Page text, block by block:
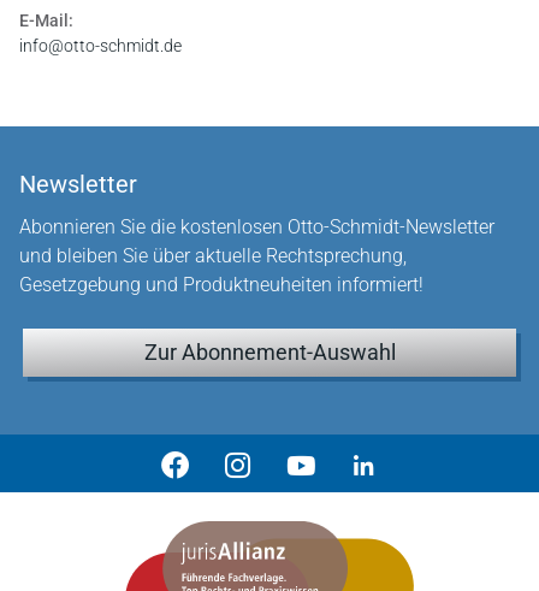
E-Mail:
info@otto-schmidt.de
Newsletter
Abonnieren Sie die kostenlosen Otto-Schmidt-Newsletter
und bleiben Sie über aktuelle Rechtsprechung,
Gesetzgebung und Produktneuheiten informiert!
Zur Abonnement-Auswahl